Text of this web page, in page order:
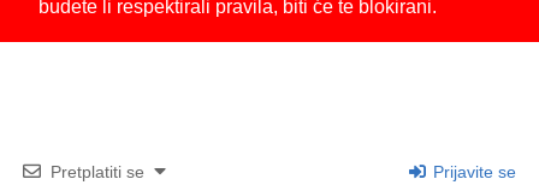
budete li respektirali pravila, biti će te blokirani.
Pretplatiti se Prijavite se